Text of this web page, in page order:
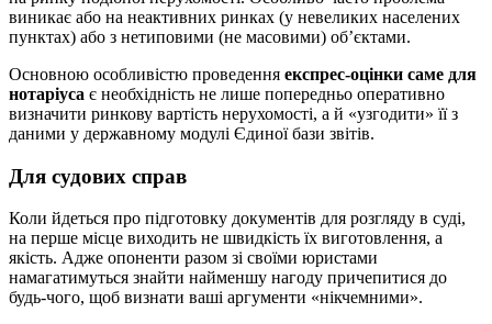
виникає або на неактивних ринках (у невеликих населених
пунктах) або з нетиповими (не масовими) об’єктами.
Основною особливістю проведення експрес-оцінки саме для
нотаріуса є необхідність не лише попередньо оперативно
визначити ринкову вартість нерухомості, а й «узгодити» її з
даними у державному модулі Єдиної бази звітів.
Для судових справ
Коли йдеться про підготовку документів для розгляду в суді,
на перше місце виходить не швидкість їх виготовлення, а
якість. Адже опоненти разом зі своїми юристами
намагатимуться знайти найменшу нагоду причепитися до
будь-чого, щоб визнати ваші аргументи «нікчемними».